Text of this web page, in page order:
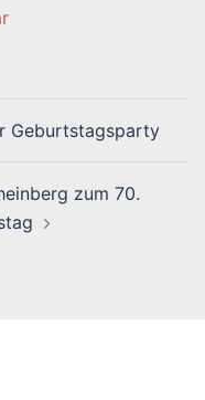
Geburtstagsparty
zum 70.